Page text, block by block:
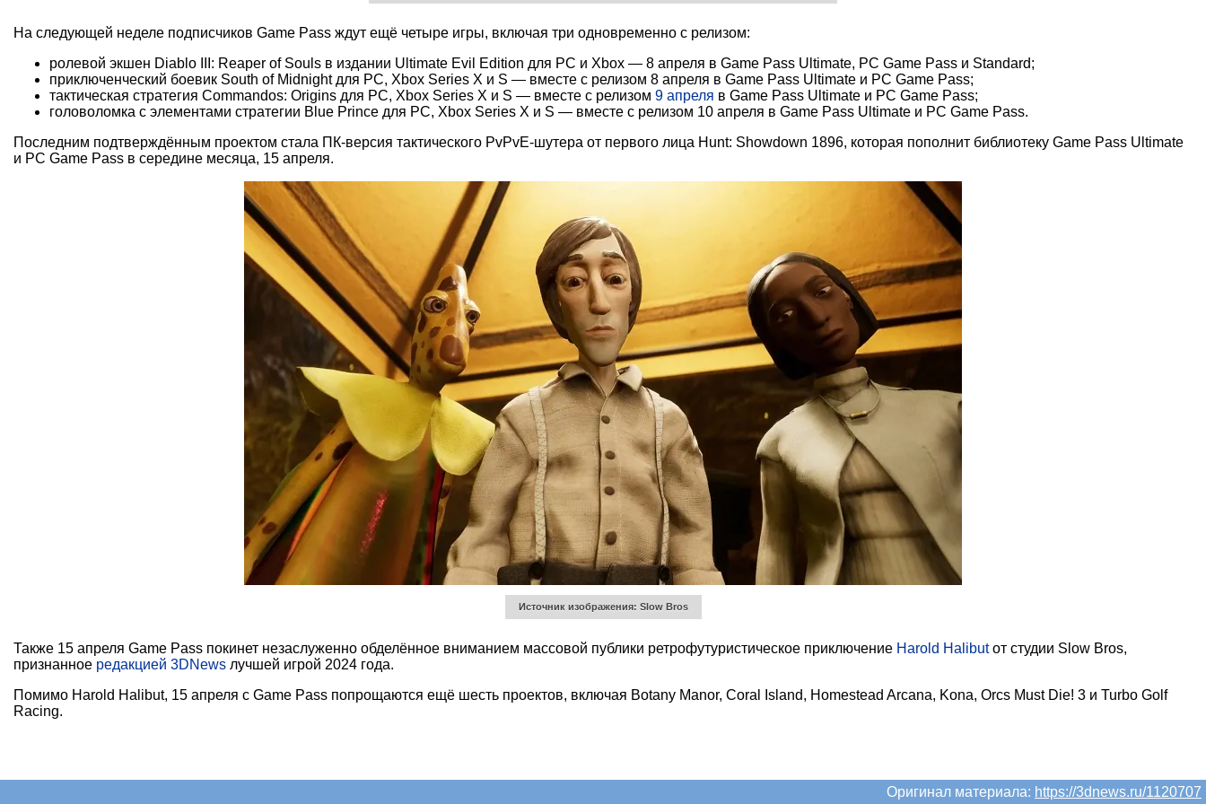
На следующей неделе подписчиков Game Pass ждут ещё четыре игры, включая три одновременно с релизом:
ролевой экшен Diablo III: Reaper of Souls в издании Ultimate Evil Edition для PC и Xbox — 8 апреля в Game Pass Ultimate, PC Game Pass и Standard;
приключенческий боевик South of Midnight для PC, Xbox Series X и S — вместе с релизом 8 апреля в Game Pass Ultimate и PC Game Pass;
тактическая стратегия Commandos: Origins для PC, Xbox Series X и S — вместе с релизом 9 апреля в Game Pass Ultimate и PC Game Pass;
головоломка с элементами стратегии Blue Prince для PC, Xbox Series X и S — вместе с релизом 10 апреля в Game Pass Ultimate и PC Game Pass.
Последним подтверждённым проектом стала ПК-версия тактического PvPvE-шутера от первого лица Hunt: Showdown 1896, которая пополнит библиотеку Game Pass Ultimate
и PC Game Pass в середине месяца, 15 апреля.
Источник изображения: Slow Bros
Также 15 апреля Game Pass покинет незаслуженно обделённое вниманием массовой публики ретрофутуристическое приключение Harold Halibutот студии Slow Bros,
признанное редакцией 3DNews лучшей игрой 2024 года.
Помимо Harold Halibut, 15 апреля с Game Pass попрощаются ещё шесть проектов, включая Botany Manor, Coral Island, Homestead Arcana, Kona, Orcs Must Die! 3 и Turbo Golf
Racing.
Оригинал материала: https://3dnews.ru/1120707